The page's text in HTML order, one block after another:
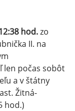
hod.zo
II. na
len počas sobôt
a v štátny
Žitná-
hod.)